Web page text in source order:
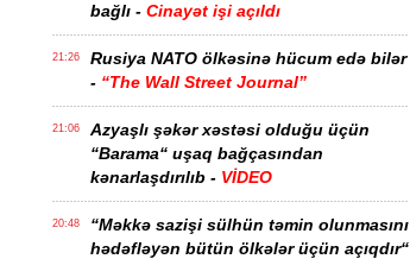
bağlı - Cinayət işi açıldı
21:26
Rusiya NATO ölkəsinə hücum edə bilər
- “The Wall Street Journal”
21:06
Azyaşlı şəkər xəstəsi olduğu üçün
“Barama“ uşaq bağçasından
kənarlaşdırılıb - VİDEO
20:48
“Məkkə sazişi sülhün təmin olunmasını
hədəfləyən bütün ölkələr üçün açıqdır“